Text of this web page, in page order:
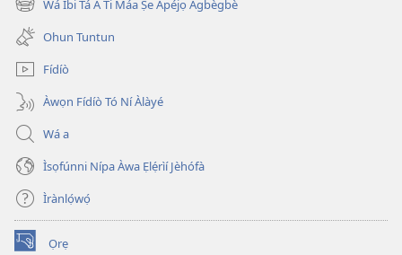
window)
Wá Ibi Tá A Ti Máa Ṣe Àpéjọ Àgbègbè
(opens
new
window)
Ohun Tuntun
Fídíò
Àwọn Fídíò Tó Ní Àlàyé
Wá a
Ìsọfúnni Nípa Àwa Ẹlẹ́rìí Jèhófà
Ìrànlọ́wọ́
Ọrẹ
(opens